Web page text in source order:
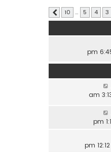
3
4
5
…
10 التالي